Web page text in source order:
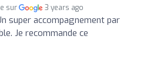
sur 3 years ago
super accompagnement par
Je recommande ce